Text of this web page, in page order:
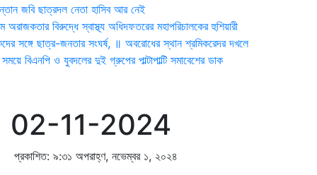
জবি ছাত্রদল নেতা হাসিব আর নেই
অরাজকতার বিরুদ্ধে স্বাস্থ্য অধিদফতরের মহাপরিচালকের হুশিয়ারী
সঙ্গে ছাত্র-জনতার সংঘর্ষ, ॥ অবরোধের স্থান শ্রমিকরেদর দখলে
বিএনপি ও যুবদলের দুই গ্রুপের পাল্টাপাল্টি সমাবেশের ডাক
02-11-2024
প্রকাশিত: ৯:৩১ অপরাহ্ণ, নভেম্বর ১, ২০২৪